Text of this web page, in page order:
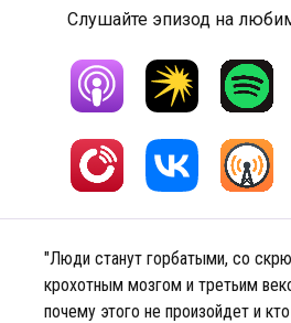
Слушайте эпизод на
"Люди станут горбатыми, со
крохотным мозгом и третьим
почему этого не произойдет и